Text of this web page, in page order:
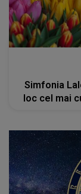
Simfonia
loc cel mai